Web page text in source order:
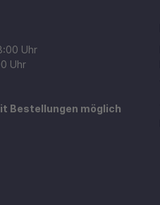
Uhr
Uhr
Bestellungen möglich